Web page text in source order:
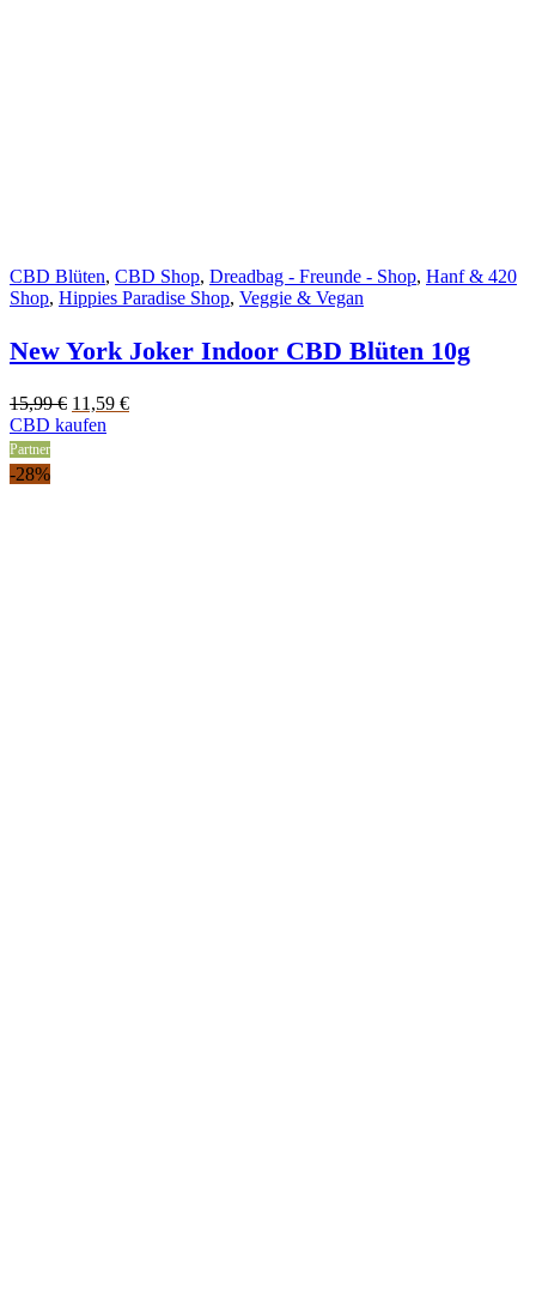
CBD Blüten, CBD Shop, Dreadbag - Freunde - Shop, Hanf & 420
Shop, Hippies Paradise Shop, Veggie & Vegan
New York Joker Indoor CBD Blüten 10g
15,99€ Original
price
11,59 €Current
CBD kaufen
Partner
-28%